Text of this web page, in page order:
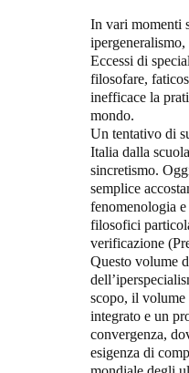
In vari momenti
Eccessi di
filosofare,
inefficace la
mondo.
Un tentativo di
Italia dalla
sincretismo.
semplice
fenomenologia
filosofici
verificazione
Questo volume
scopo, il volume
integrato e un
convergenza,
esigenza di